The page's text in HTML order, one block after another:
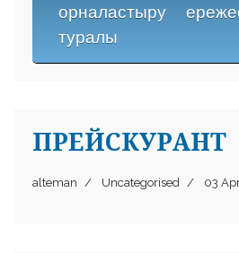
орналастыру
туралы
ПРЕЙСКУРАНТ
alteman Uncategorised 03